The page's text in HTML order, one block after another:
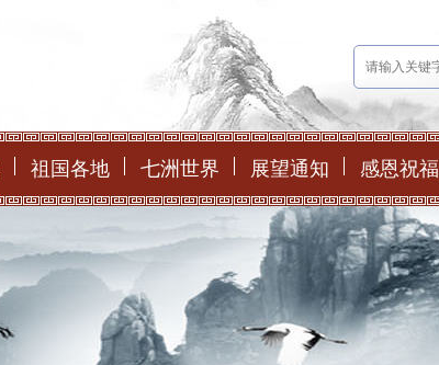
祖国各地 七洲世界 展望通知 感恩祝福